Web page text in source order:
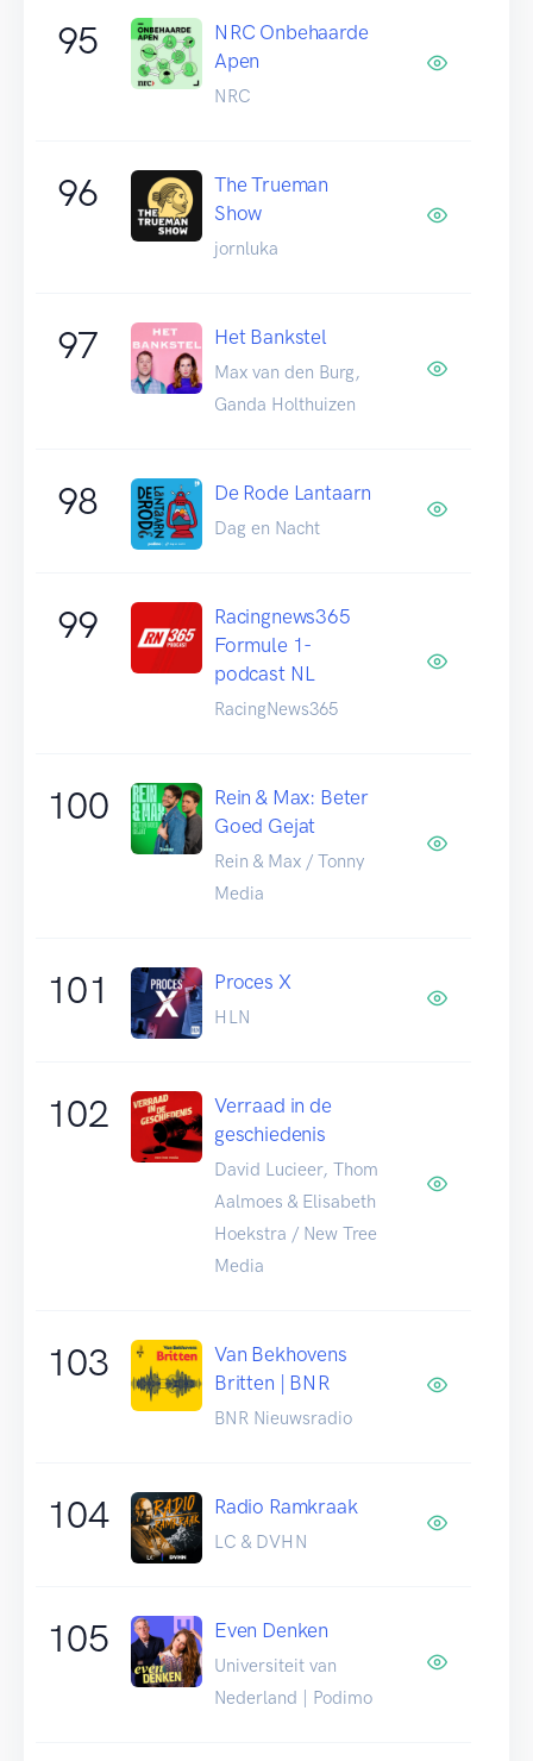
95
NRC Onbehaarde
Apen
NRC
96
The Trueman
Show
jornluka
97 Het Bankstel
Max van den Burg,
Ganda Holthuizen
98 De Rode Lantaarn
Dag en Nacht
99
Racingnews365
Formule 1-
podcast NL
RacingNews365
100
Rein & Max: Beter
Goed Gejat
Rein & Max / Tonny
Media
101 Proces X
HLN
102
Verraad in de
geschiedenis
David Lucieer, Thom
Aalmoes & Elisabeth
Hoekstra / New Tree
Media
103
Van Bekhovens
Britten | BNR
BNR Nieuwsradio
104 Radio Ramkraak
LC & DVHN
105 Even Denken
Universiteit van
Nederland | Podimo